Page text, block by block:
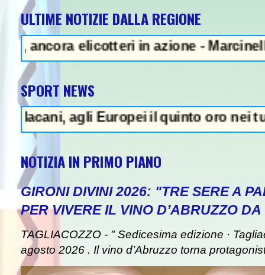
ULTIME NOTIZIE DALLA REGIONE
in azione - Marcinelle, Manoppello
SPORT NEWS
il quinto oro nei tuffi sincro con
NOTIZIA IN PRIMO PIANO
GIRONI DIVINI 2026: "TRE SERE A
PER VIVERE IL VINO D’ABRUZZO
TAGLIACOZZO - " Sedicesima edizione ·
agosto 2026 . Il vino d’Abruzzo torna
"Se Usa non